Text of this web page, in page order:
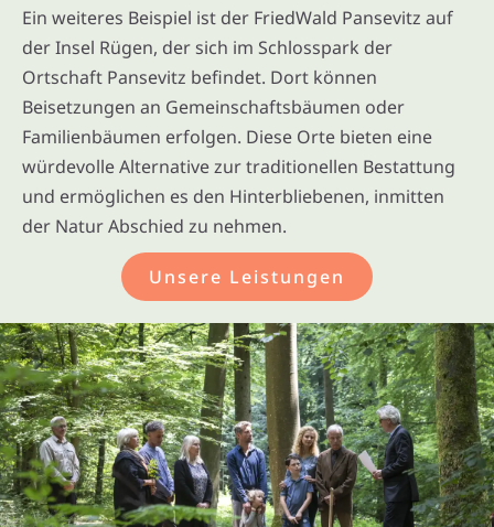
Ein weiteres Beispiel ist der FriedWald Pansevitz auf
der Insel Rügen, der sich im Schlosspark der
Ortschaft Pansevitz befindet. Dort können
Beisetzungen an Gemeinschaftsbäumen oder
Familienbäumen erfolgen. Diese Orte bieten eine
würdevolle Alternative zur traditionellen Bestattung
und ermöglichen es den Hinterbliebenen, inmitten
der Natur Abschied zu nehmen.
Unsere Leistungen